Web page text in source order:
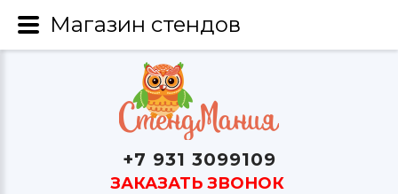
+7 931 3099109
ЗАКАЗАТЬ ЗВОНОК
Магазин стендов